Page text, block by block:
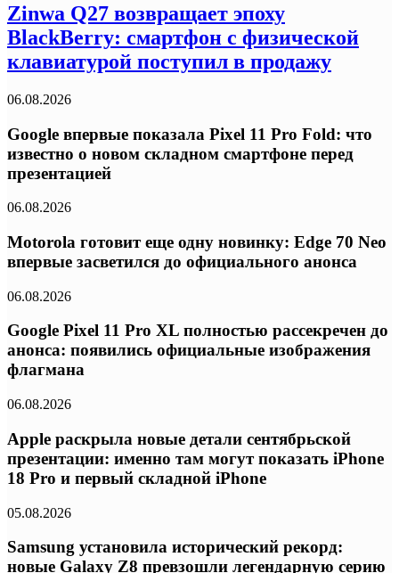
Zinwa Q27 возвращает эпоху
BlackBerry: смартфон с физической
клавиатурой поступил в продажу
06.08.2026
Google впервые показала Pixel 11 Pro Fold: что
известно о новом складном смартфоне перед
презентацией
06.08.2026
Motorola готовит еще одну новинку: Edge 70 Neo
впервые засветился до официального анонса
06.08.2026
Google Pixel 11 Pro XL полностью рассекречен до
анонса: появились официальные изображения
флагмана
06.08.2026
Apple раскрыла новые детали сентябрьской
презентации: именно там могут показать iPhone
18 Pro и первый складной iPhone
05.08.2026
Samsung установила исторический рекорд:
новые Galaxy Z8 превзошли легендарную серию